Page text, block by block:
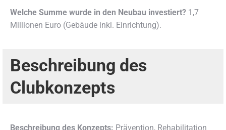
Welche Summe wurde in den Neubau investiert? 1,7
Millionen Euro (Gebäude inkl. Einrichtung).
Beschreibung des
Clubkonzepts
Beschreibung des Konzepts: Prävention, Rehabilitation